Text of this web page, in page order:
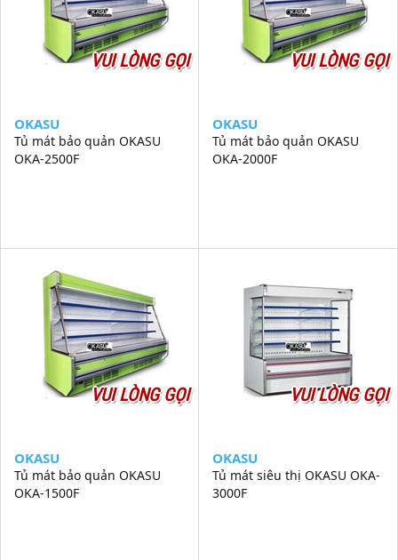
VUI LÒNG GỌI
OKASU
Tủ mát bảo quản OKASU
OKA-2500F
VUI LÒNG GỌI
OKASU
Tủ mát bảo quản OKASU
OKA-2000F
VUI LÒNG GỌI
OKASU
Tủ mát bảo quản OKASU
OKA-1500F
VUI LÒNG GỌI
OKASU
Tủ mát siêu thị OKASU OKA-
3000F